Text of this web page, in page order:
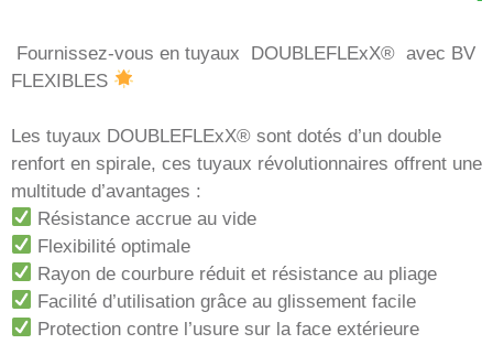
Fournissez-vous en tuyaux DOUBLEFLExX® avec BV
FLEXIBLES
Les tuyaux DOUBLEFLExX® sont dotés d’un double
renfort en spirale, ces tuyaux révolutionnaires offrent une
multitude d’avantages :
Résistance accrue au vide
Flexibilité optimale
Rayon de courbure réduit et résistance au pliage
Facilité d’utilisation grâce au glissement facile
Protection contre l’usure sur la face extérieure